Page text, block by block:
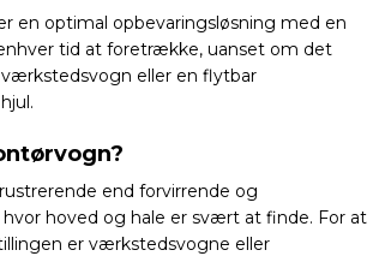
en optimal opbevaringsløsning med en
tid at foretrække, uanset om det
eller en flytbar
end forvirrende og
hoved og hale er svært at finde. For at
er værkstedsvogne eller